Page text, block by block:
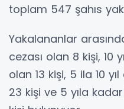
toplam 547 şahıs
Yakalananlar
cezası olan 8 kişi, 10
olan 13 kişi, 5 ila 10
23 kişi ve 5 yıla